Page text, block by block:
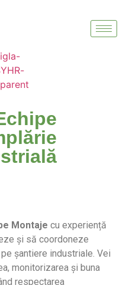
Montaje cu experiență
și să coordoneze
șantiere industriale. Vei
monitorizarea și buna
respectarea